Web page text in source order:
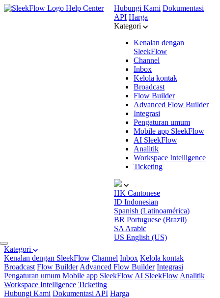
Help Center Hubungi Kami Dokumentasi
API Harga
Kategori
Kenalan dengan
SleekFlow
Channel
Inbox
Kelola kontak
Broadcast
Flow Builder
Advanced Flow Builder
Integrasi
Pengaturan umum
Mobile app SleekFlow
AI SleekFlow
Analitik
Workspace Intelligence
Ticketing
HK Cantonese
ID Indonesian
Spanish (Latinoamérica)
BR Portuguese (Brazil)
SA Arabic
US English (US)
Kategori
Kenalan dengan SleekFlow Channel Inbox Kelola kontak
Broadcast Flow Builder Advanced Flow Builder Integrasi
Pengaturan umum Mobile app SleekFlow AI SleekFlow Analitik
Workspace Intelligence Ticketing
Hubungi Kami Dokumentasi API Harga